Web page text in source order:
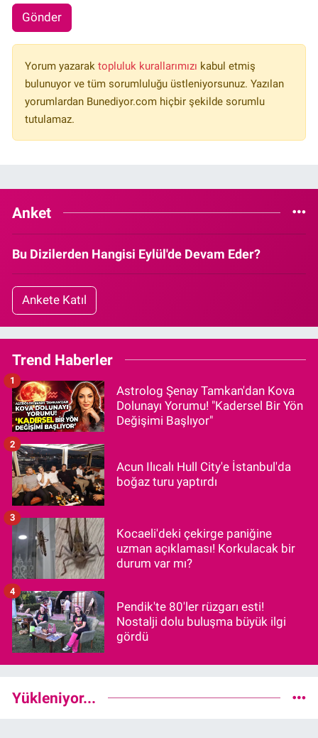
Gönder
Yorum yazarak topluluk kurallarımızı kabul etmiş
bulunuyor ve tüm sorumluluğu üstleniyorsunuz. Yazılan
yorumlardan Bunediyor.com hiçbir şekilde sorumlu
tutulamaz.
Anket
Bu Dizilerden Hangisi Eylül'de Devam Eder?
Ankete Katıl
Trend Haberler
Astrolog Şenay Tamkan'dan Kova
Dolunayı Yorumu! "Kadersel Bir Yön
Değişimi Başlıyor"
1
Acun Ilıcalı Hull City'e İstanbul'da
boğaz turu yaptırdı
2
Kocaeli'deki çekirge paniğine
uzman açıklaması! Korkulacak bir
durum var mı?
3
Pendik'te 80'ler rüzgarı esti!
Nostalji dolu buluşma büyük ilgi
gördü
4
Yükleniyor...